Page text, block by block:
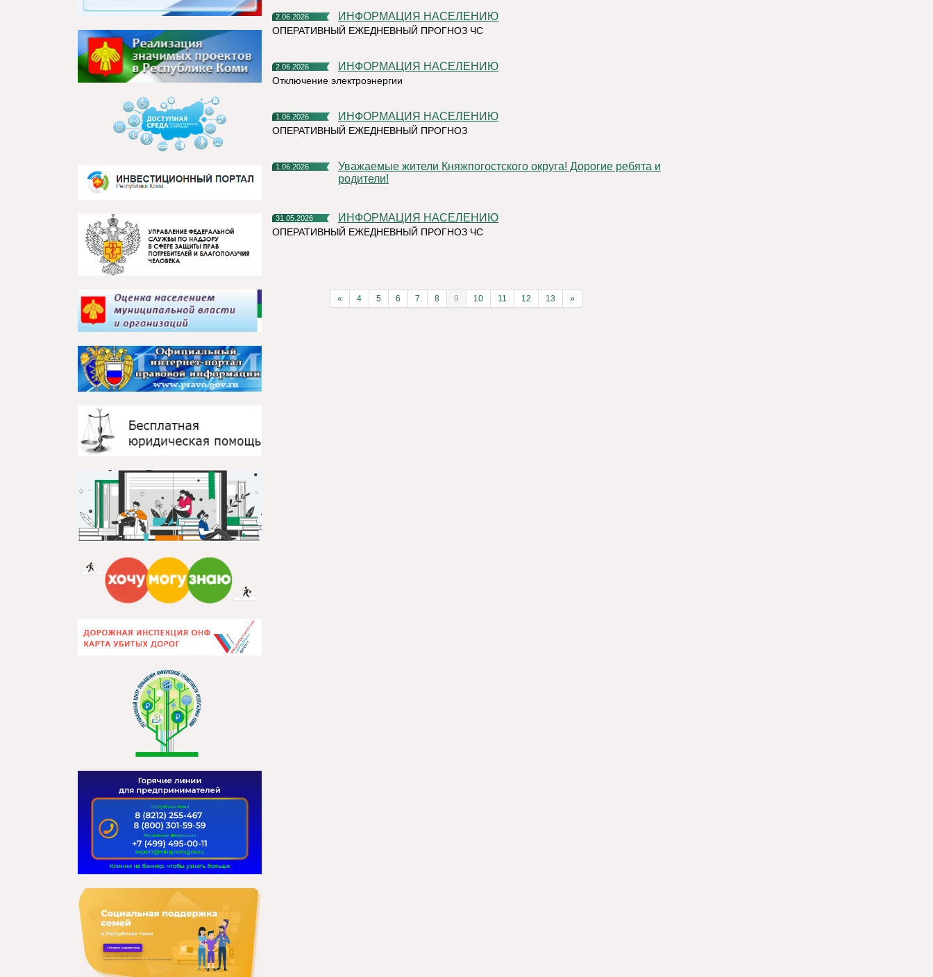
2.06.2026 ИНФОРМАЦИЯ НАСЕЛЕНИЮ
ОПЕРАТИВНЫЙ ЕЖЕДНЕВНЫЙ ПРОГНОЗ ЧС
2.06.2026 ИНФОРМАЦИЯ НАСЕЛЕНИЮ
Отключение электроэнергии
1.06.2026 ИНФОРМАЦИЯ НАСЕЛЕНИЮ
ОПЕРАТИВНЫЙ ЕЖЕДНЕВНЫЙ ПРОГНОЗ
1.06.2026
Уважаемые жители Княжпогостского округа! Дорогие ребята и
родители!
31.05.2026 ИНФОРМАЦИЯ НАСЕЛЕНИЮ
ОПЕРАТИВНЫЙ ЕЖЕДНЕВНЫЙ ПРОГНОЗ ЧС
« 4 5 6 7 8 9 10 11 12 13 »